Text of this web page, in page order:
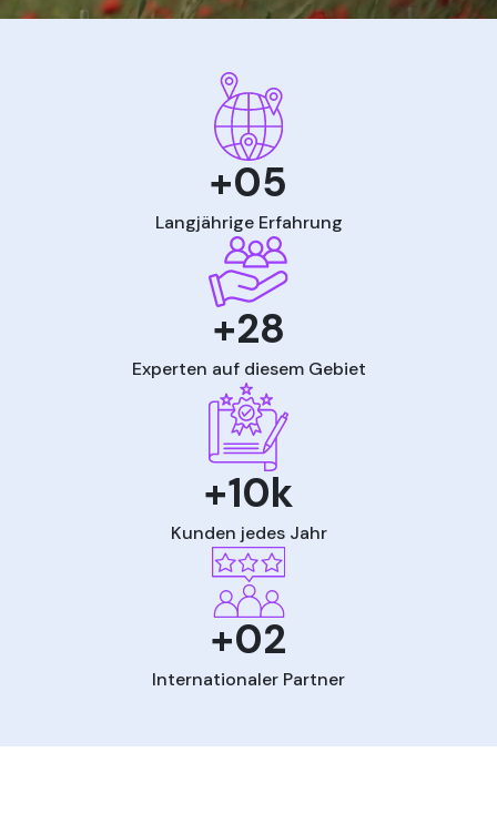
+05
Langjährige Erfahrung
+28
Experten auf diesem Gebiet
+10k
Kunden jedes Jahr
+02
Internationaler Partner